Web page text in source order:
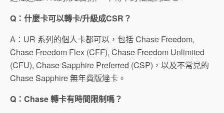
Q：什麼卡可以轉卡/升級成CSR？
A：UR 系列的個人卡都可以，包括 Chase Freedom,
Chase Freedom Flex (CFF), Chase Freedom Unlimited
(CFU), Chase Sapphire Preferred (CSP)，以及不常見的
Chase Sapphire 無年費版矬卡。
Q：Chase 轉卡有時間限制嗎？